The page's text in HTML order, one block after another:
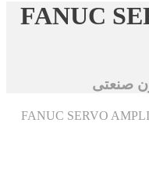
FANUC
صنعتی
FANUC SERVO